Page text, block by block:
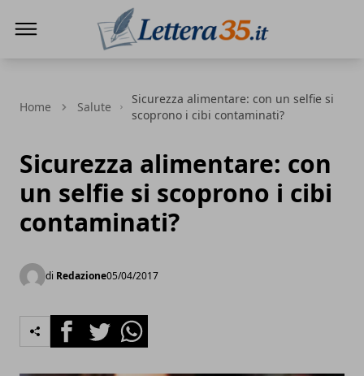
Home Salute
Sicurezza alimentare: con un selfie si
scoprono i cibi contaminati?
Sicurezza alimentare: con
un selfie si scoprono i cibi
contaminati?
di Redazione05/04/2017
FacebookTwitterWhatsapp